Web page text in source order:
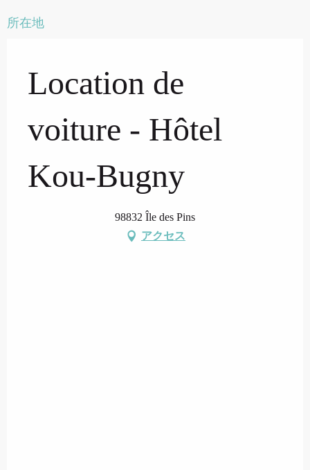
所在地
Location de
voiture - Hôtel
Kou-Bugny
98832 Île des Pins
アクセス